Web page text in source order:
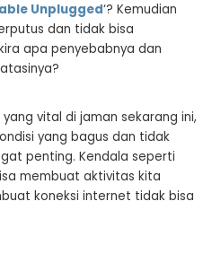
Unplugged‘? Kemudian
dan tidak bisa
apa penyebabnya dan
vital di jaman sekarang ini,
yang bagus dan tidak
penting. Kendala seperti
membuat aktivitas kita
koneksi internet tidak bisa